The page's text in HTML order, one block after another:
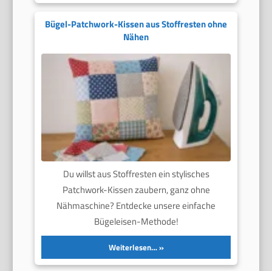
Bügel-Patchwork-Kissen aus Stoffresten ohne
Nähen
Du willst aus Stoffresten ein stylisches
Patchwork-Kissen zaubern, ganz ohne
Nähmaschine? Entdecke unsere einfache
Bügeleisen-Methode!
Weiterlesen…